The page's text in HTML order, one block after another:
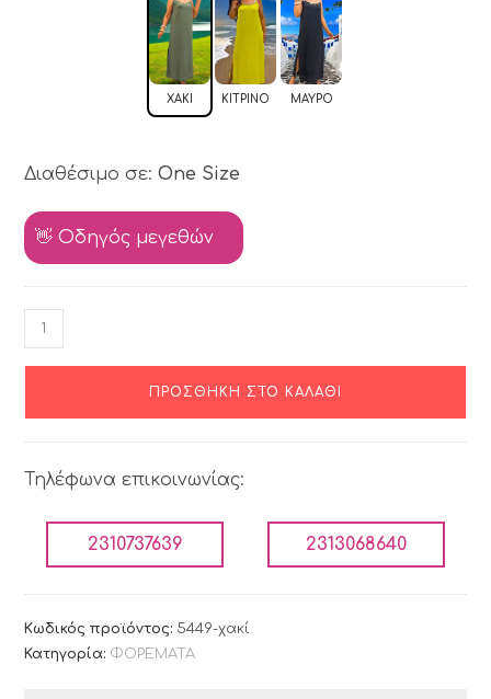
ΧΑΚΊ ΚΊΤΡΙΝΟ ΜΑΎΡΟ
Διαθέσιμο σε:One Size
👋 Οδηγός μεγεθών
ΠΡΟΣΘΉΚΗ ΣΤΟ ΚΑΛΆΘΙ
Τηλέφωνα επικοινωνίας:
2310737639 2313068640
Κωδικός προϊόντος: 5449-χακί
Κατηγορία: ΦΟΡΕΜΑΤΑ